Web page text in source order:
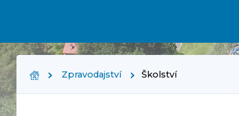
Zpravodajství Školství